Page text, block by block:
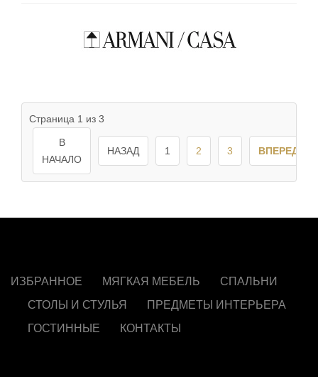
Страница 1 из 3
В
НАЧАЛО
НАЗАД 1 2 3 ВПЕРЕД
ИЗБРАННОЕ МЯГКАЯ МЕБЕЛЬ
СПАЛЬНИ
СТОЛЫ И СТУЛЬЯ
ПРЕДМЕТЫ ИНТЕРЬЕРА
ГОСТИННЫЕ
КОНТАКТЫ